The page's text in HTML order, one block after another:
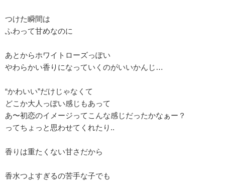
つけた瞬間は
ふわって甘めなのに
あとからホワイトローズっぽい
やわらかい香りになっていくのがいいかんじ…
“かわいい”だけじゃなくて
どこか大人っぽい感じもあって
あ〜初恋のイメージってこんな感じだったかなぁー？
ってちょっと思わせてくれたり..
香りは重たくない甘さだから
香水つよすぎるの苦手な子でも